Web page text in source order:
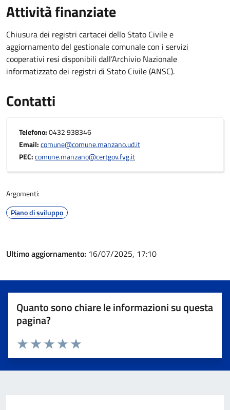
Attività finanziate
Chiusura dei registri cartacei dello Stato Civile e
aggiornamento del gestionale comunale con i servizi
cooperativi resi disponibili dall’Archivio Nazionale
informatizzato dei registri di Stato Civile (ANSC).
Contatti
Telefono:0432 938346
Email:comune@comune.manzano.ud.it
PEC:comune.manzano@certgov.fvg.it
Argomenti:
Piano di sviluppo
Ultimo aggiornamento: 16/07/2025, 17:10
Quanto sono chiare le informazioni su questa
pagina?
Valuta 5 stelle su 5
Valuta 4 stelle su 5
Valuta 3 stelle su 5
Valuta 2 stelle su 5
Valuta 1 stelle su 5